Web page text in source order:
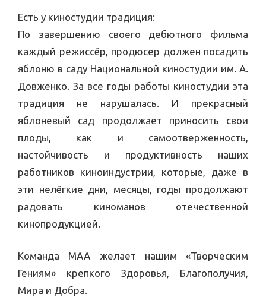
Есть у киностудии традиция:
По завершению своего дебютного фильма
каждый режиссёр, продюсер должен посадить
яблоню в саду Национальной киностудии им. А.
Довженко. За все годы работы киностудии эта
традиция не нарушалась. И прекрасный
яблоневый сад продолжает приносить свои
плоды, как и самоотверженность,
настойчивость и продуктивность наших
работников киноиндустрии, которые, даже в
эти нелёгкие дни, месяцы, годы продолжают
радовать киноманов отечественной
кинопродукцией.
Команда МАА желает нашим «Творческим
Гениям» крепкого Здоровья, Благополучия,
Мира и Добра.